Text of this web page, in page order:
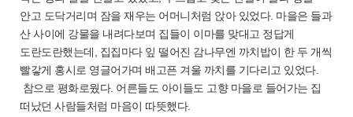
안고 도닥거리며 잠을 재우는 어머니처럼 앉아 있었다. 마을은 들과
산 사이에 강물을 내려다보며 집들이 이마를 맞대고 정답게
도란도란했는데, 집집마다 잎 떨어진 감나무엔 까치밥이 한 두 개씩
빨갛게 홍시로 영글어가며 배고픈 겨울 까치를 기다리고 있었다.
참으로 평화로웠다. 어른들도 아이들도 고향 마을로 들어가는 집
떠났던 사람들처럼 마음이 따뜻했다.